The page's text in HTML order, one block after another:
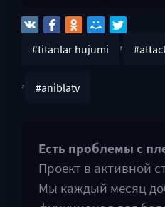
#titanlar hujumi ,
, #aniblatv
Есть проблемы с
Проект в активной
Мы каждый месяц